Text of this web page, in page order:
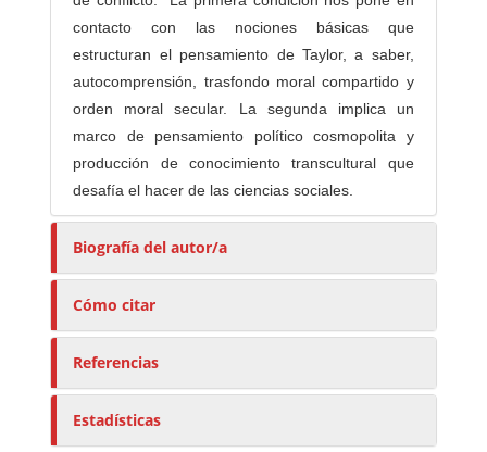
contacto con las nociones básicas que
estructuran el pensamiento de Taylor, a saber,
autocomprensión, trasfondo moral compartido y
orden moral secular. La segunda implica un
marco de pensamiento político cosmopolita y
producción de conocimiento transcultural que
desafía el hacer de las ciencias sociales.
Biografía del autor/a
Cómo citar
Referencias
Estadísticas